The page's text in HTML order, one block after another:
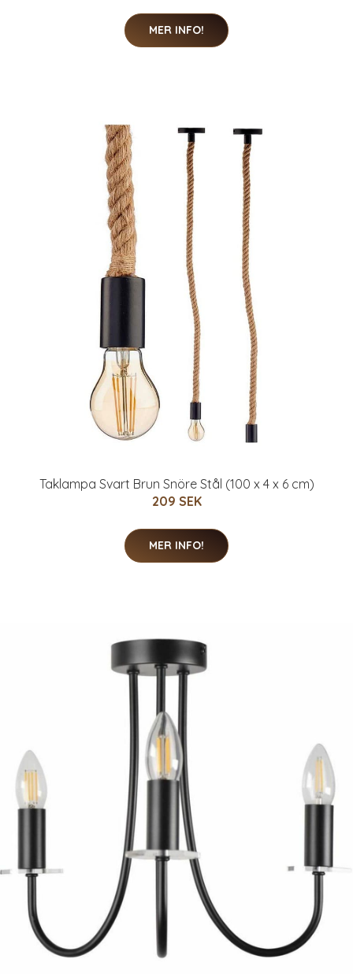
MER INFO!
Taklampa Svart Brun Snöre Stål (100 x 4 x 6 cm)
209 SEK
MER INFO!